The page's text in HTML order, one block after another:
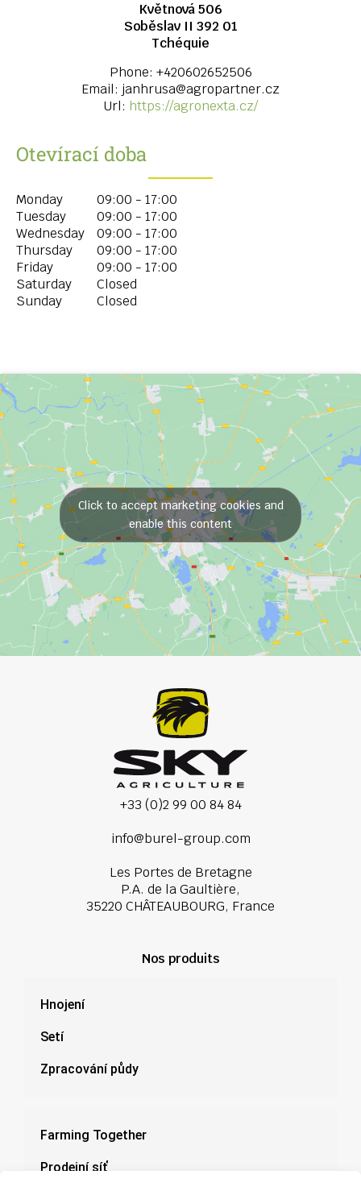
Květnová 506
Soběslav II 392 01
Tchéquie
Phone: +420602652506
Email: janhrusa@agropartner.cz
Url: https://agronexta.cz/
Otevírací doba
Monday
09:00 - 17:00
Tuesday
09:00 - 17:00
Wednesday
09:00 - 17:00
Thursday
09:00 - 17:00
Friday
09:00 - 17:00
Saturday
Closed
Sunday
Closed
Click to accept marketing cookies and
enable this content
+33 (0)2 99 00 84 84
info@burel-group.com
Les Portes de Bretagne
P.A. de la Gaultière,
35220 CHÂTEAUBOURG, France
Nos produits
Hnojení
Setí
Zpracování půdy
Farming Together
Prodejní síť